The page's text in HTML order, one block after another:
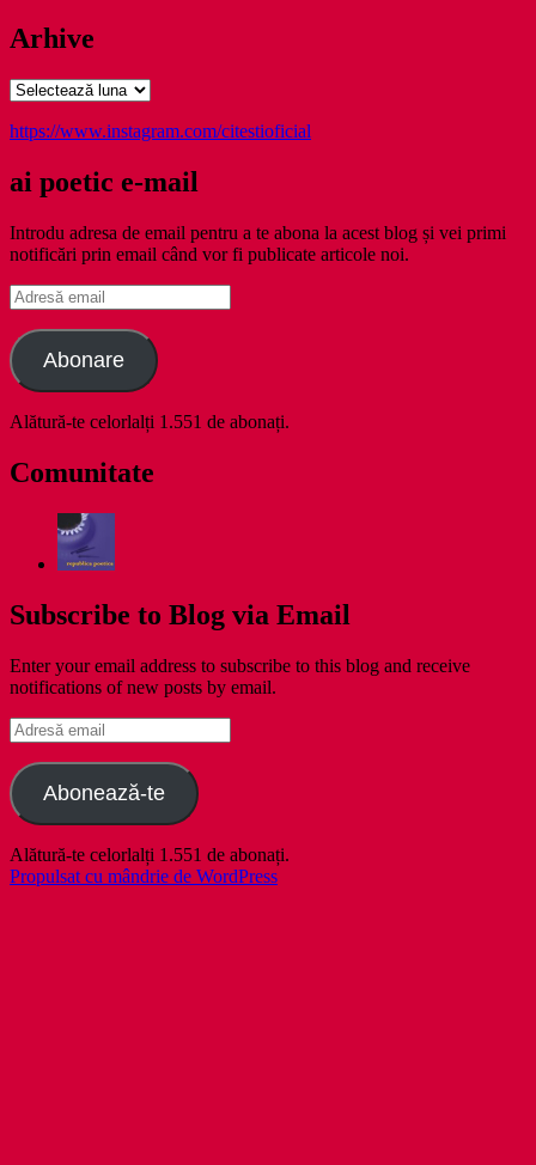
Arhive
Arhive
https://www.instagram.com/citestioficial
ai poetic e-mail
Introdu adresa de email pentru a te abona la acest blog și vei primi
notificări prin email când vor fi publicate articole noi.
Adresă
email
Abonare
Alătură-te celorlalți 1.551 de abonați.
Comunitate
Subscribe to Blog via Email
Enter your email address to subscribe to this blog and receive
notifications of new posts by email.
Adresă
email
Abonează-te
Alătură-te celorlalți 1.551 de abonați.
Propulsat cu mândrie de WordPress